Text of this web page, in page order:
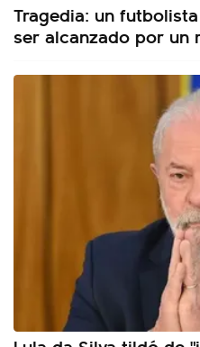
Tragedia: un
ser alcanzado por un